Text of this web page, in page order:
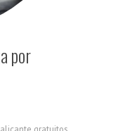
por